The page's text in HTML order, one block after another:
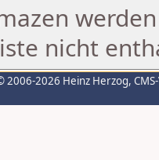
nicht
2006-2026 Heinz Herzog,